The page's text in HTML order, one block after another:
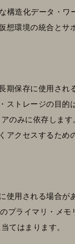
構造化データ・
環境の統合とサ
保存に使用され
トレージの目的
のみに依存しま
アクセスするため
使用される場合が
プライマリ・メ
てはまります。